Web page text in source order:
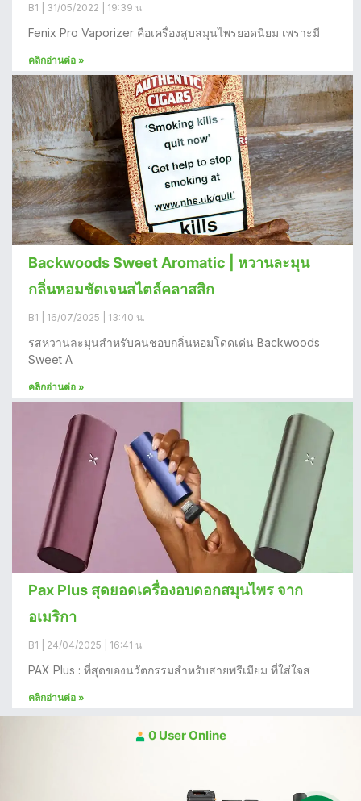
B1 31/05/2022 19:39 น.
Fenix Pro Vaporizer คือเครื่องสูบสมุนไพรยอดนิยม เพราะมี
คลิกอ่านต่อ »
Backwoods Sweet Aromatic | หวานละมุน
กลิ่นหอมชัดเจนสไตล์คลาสสิก
B1 16/07/2025 13:40 น.
รสหวานละมุนสำหรับคนชอบกลิ่นหอมโดดเด่น Backwoods
Sweet A
คลิกอ่านต่อ »
Pax Plus สุดยอดเครื่องอบดอกสมุนไพร จาก
อเมริกา
B1 24/04/2025 16:41 น.
PAX Plus : ที่สุดของนวัตกรรมสำหรับสายพรีเมียม ที่ใส่ใจส
คลิกอ่านต่อ »
0 User Online